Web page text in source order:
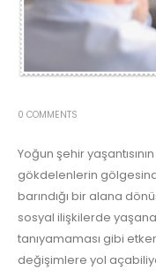
0 COMMENTS
Yoğun şehir
gökdelenlerin
barındığı bir alana
sosyal ilişkilerde
tanıyamaması gibi
değişimlere yol